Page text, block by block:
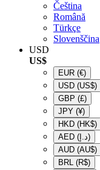
Čeština
Română
Türkçe
Slovenščina
USD
US$
EUR (€)
USD (US$)
GBP (£)
JPY (¥)
HKD (HK$)
AED
(د.إ)
AUD (AU$)
BRL (R$)